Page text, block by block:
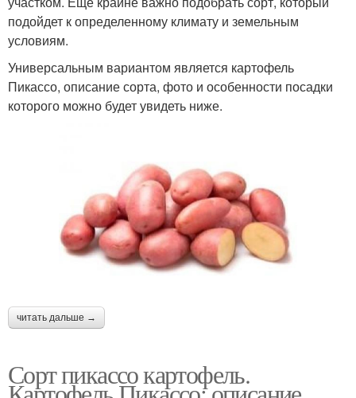
подойдет к определенному климату и земельным
условиям.
Универсальным вариантом является картофель
Пикассо, описание сорта, фото и особенности посадки
которого можно будет увидеть ниже.
читать дальше →
Сорт пикассо картофель.